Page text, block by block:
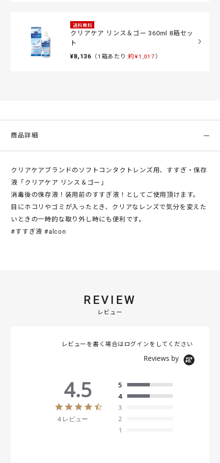
送料無料
クリアケア リンス＆ゴー 360ml 8箱セッ
ト
¥8,136 （1箱あたり:約¥1,017 ）
商品詳細
クリアケアブランドのソフトコンタクトレンズ用、すすぎ・保存
液「クリアケア リンス＆ゴー」
消毒後の保存液！装用前のすすぎ液！としてご使用頂けます。
目にホコリやゴミが入ったとき、クリアなレンズで気分を変えた
いときの一時的な取り外し時にも便利です。
#すすぎ液 #alcon
REVIEW
レビュー
レビューを書く場合はログイン をしてください
Reviews by
4.5
4 レビュー
5
4
3
2
1